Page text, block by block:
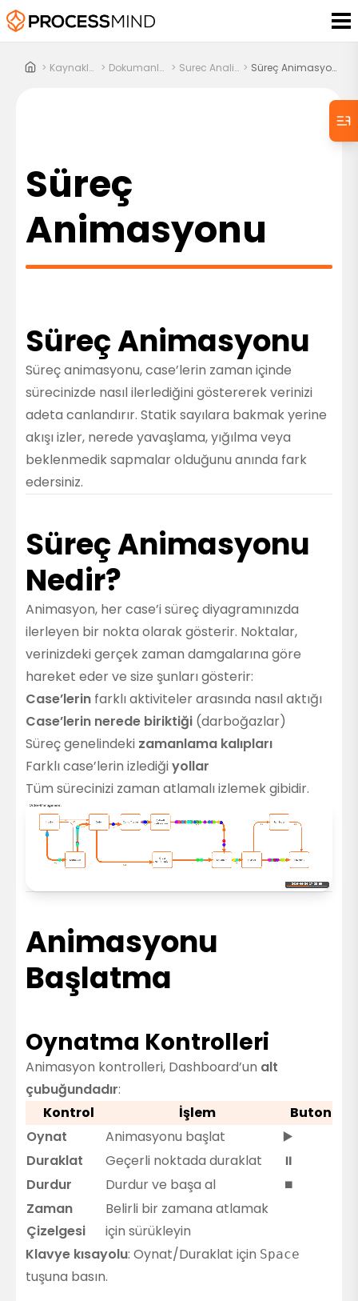
> Kaynaklar > Dokumanlar > Surec Analizi > Süreç Animasyonu
Süreç
Animasyonu
Süreç Animasyonu
Süreç animasyonu, case’lerin zaman içinde
sürecinizde nasıl ilerlediğini göstererek verinizi
adeta canlandırır. Statik sayılara bakmak yerine
akışı izler, nerede yavaşlama, yığılma veya
beklenmedik sapmalar olduğunu anında fark
edersiniz.
Süreç Animasyonu
Nedir?
Animasyon, her case’i süreç diyagramınızda
ilerleyen bir nokta olarak gösterir. Noktalar,
verinizdeki gerçek zaman damgalarına göre
hareket eder ve size şunları gösterir:
Case’lerin farklı aktiviteler arasında nasıl aktığı
Case’lerin nerede biriktiği (darboğazlar)
Süreç genelindeki zamanlama kalıpları
Farklı case’lerin izlediğiyollar
Tüm sürecinizi zaman atlamalı izlemek gibidir.
Animasyonu
Başlatma
Oynatma Kontrolleri
Animasyon kontrolleri, Dashboard’un alt
çubuğundadır:
Kontrol
İşlem
Buton
Oynat
Animasyonu başlat
▶️
Duraklat
Geçerli noktada duraklat
⏸️
Durdur
Durdur ve başa al
⏹️
Zaman
Çizelgesi
Belirli bir zamana atlamak
için sürükleyin
Klavye kısayolu: Oynat/Duraklat için Space
tuşuna basın.